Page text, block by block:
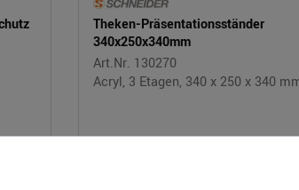
Theken-Präsentationsständer
340x250x340mm
Art.Nr. 130270
Acryl, 3 Etagen, 340 x 250 x 340